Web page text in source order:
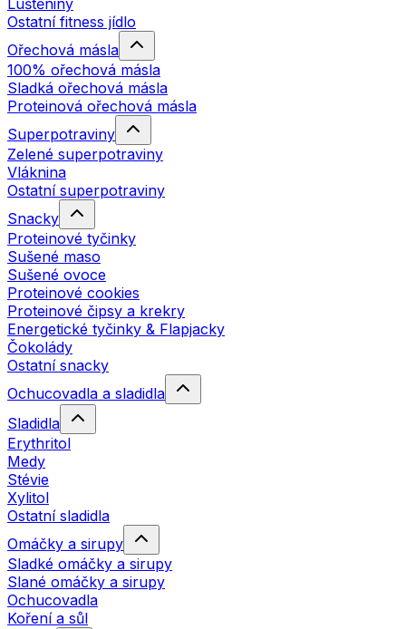
Luštěniny
Ostatní fitness jídlo
Ořechová másla
100% ořechová másla
Sladká ořechová másla
Proteinová ořechová másla
Superpotraviny
Zelené superpotraviny
Vláknina
Ostatní superpotraviny
Snacky
Proteinové tyčinky
Sušené maso
Sušené ovoce
Proteinové cookies
Proteinové čipsy a krekry
Energetické tyčinky & Flapjacky
Čokolády
Ostatní snacky
Ochucovadla a sladidla
Sladidla
Erythritol
Medy
Stévie
Xylitol
Ostatní sladidla
Omáčky a sirupy
Sladké omáčky a sirupy
Slané omáčky a sirupy
Ochucovadla
Koření a sůl